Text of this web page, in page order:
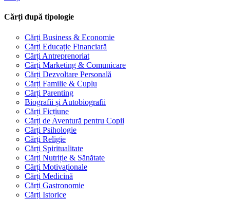
Cărți după tipologie
Cărți Business & Economie
Cărți Educație Financiară
Cărți Antreprenoriat
Cărți Marketing & Comunicare
Cărți Dezvoltare Personală
Cărți Familie & Cuplu
Cărți Parenting
Biografii și Autobiografii
Cărți Ficțiune
Cărți de Aventură pentru Copii
Cărți Psihologie
Cărți Religie
Cărți Spiritualitate
Cărți Nutriție & Sănătate
Cărți Motivaționale
Cărți Medicină
Cărți Gastronomie
Cărți Istorice